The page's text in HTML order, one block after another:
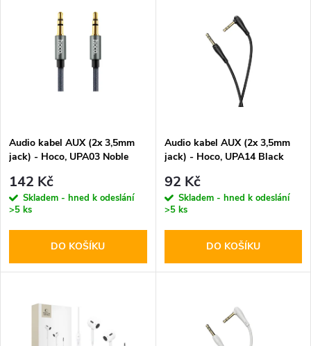
p
r
o
d
Abecedně
s
p
r
o
d
Audio kabel AUX (2x 3,5mm
jack) - Hoco, UPA03 Noble
142 Kč
Skladem - hned k odeslání
>5 ks
DO KOŠÍKU
Audio kabel AUX (2x 3,5mm
jack) - Hoco, UPA14 Black
92 Kč
Skladem - hned k odeslání
>5 ks
DO KOŠÍKU